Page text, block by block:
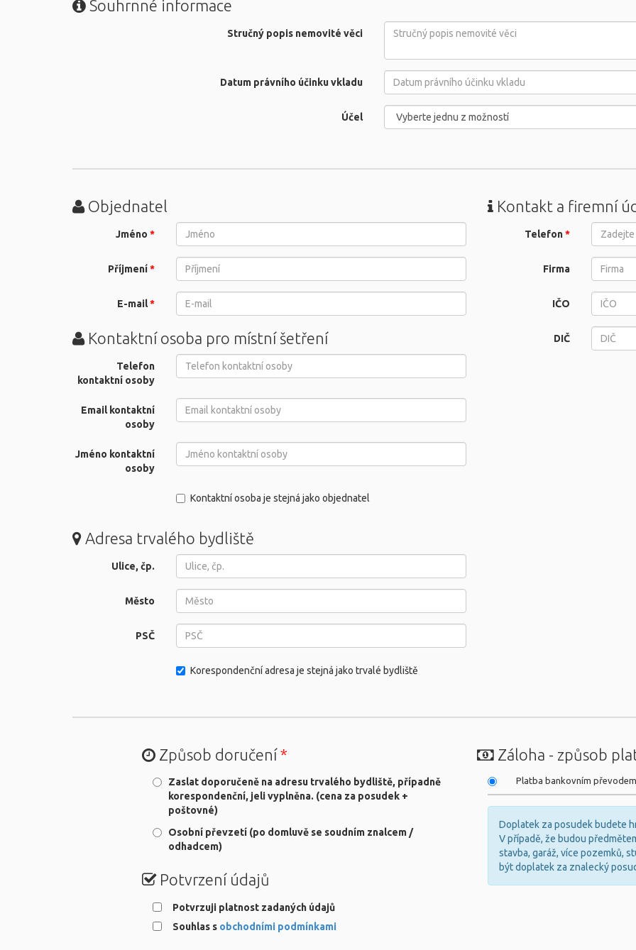
Souhrnné informace
Stručný popis nemovité věci
Datum právního účinku vkladu
Účel
Objednatel
Jméno*
Příjmení*
E-mail*
Kontaktní osoba pro místní šetření
Telefon
kontaktní osoby
Email kontaktní
osoby
Jméno kontaktní
osoby
Kontaktní osoba je stejná jako objednatel
Kontakt a firemní
Telefon*
Firma
IČO
DIČ
Adresa trvalého bydliště
Ulice, čp.
Město
PSČ
Korespondenční adresa je stejná jako trvalé bydliště
Způsob doručení*
Zaslat doporučeně na adresu trvalého bydliště, případně
korespondenční, jeli vyplněna. (cena za posudek +
poštovné)
Osobní převzetí (po domluvě se soudním znalcem /
odhadcem)
Potvrzení údajů
Potvrzuji platnost zadaných údajů
Souhlas s obchodními podmínkami
Záloha - způsob
Platba bankovním převodem
Doplatek za posudek budete
V případě, že budou
stavba, garáž, více pozemků,
být doplatek za znalecký